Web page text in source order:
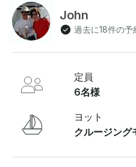
ーズ（最低料金） 2時間：1時間あたり395ドル • 最大4
名まで • 午後（正午～午後3時）夕方（午後5時～午後8
時）セーリングレッスンパ
コーヒー • 無料の花 • ボト
こと:私どものもの クルーズは、細部に至るまで気を配
りながら、慎重かつ正確に
お好きな軽食、飲み物、音
カスタムセーリングクルー
めに分析した項目のほんの一部です 。レギ
John
過去に18件の予
定員
6名様
ヨット
クルージング